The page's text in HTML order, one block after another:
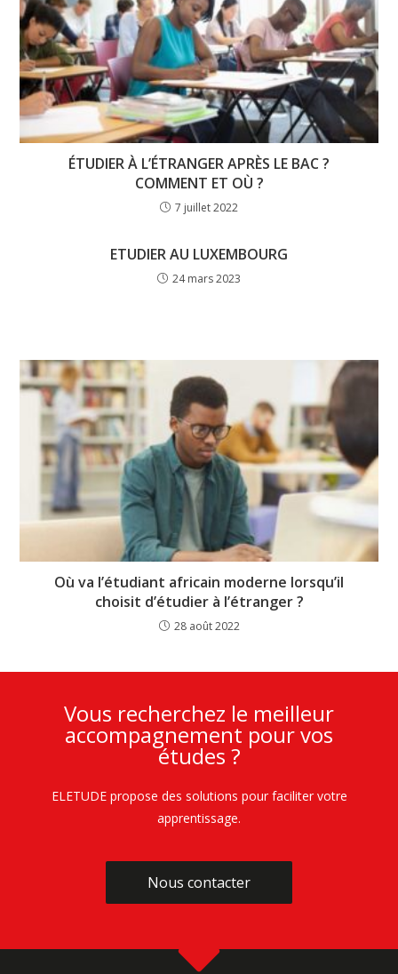
ÉTUDIER À L’ÉTRANGER APRÈS LE BAC ?
COMMENT ET OÙ ?
7 juillet 2022
ETUDIER AU LUXEMBOURG
24 mars 2023
Où va l’étudiant africain moderne lorsqu’il
choisit d’étudier à l’étranger ?
28 août 2022
Vous recherchez le meilleur
accompagnement pour vos
études ?
ELETUDE propose des solutions pour faciliter votre
apprentissage.
Nous contacter
Nous contacter